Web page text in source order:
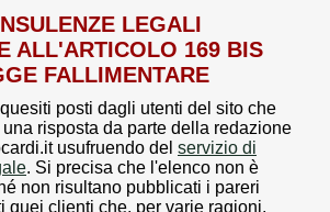
LEGALI
ALL'ARTICOLO 169 BIS
FALLIMENTARE
posti dagli utenti del sito che
risposta da parte della redazione
usufruendo del servizio di
. Si precisa che l'elenco non è
non risultano pubblicati i pareri
quei clienti che, per varie ragioni,